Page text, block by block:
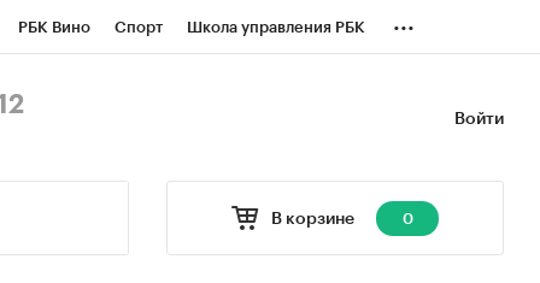
РБК Вино Спорт Школа управления РБК ...
Войти
В корзине 0